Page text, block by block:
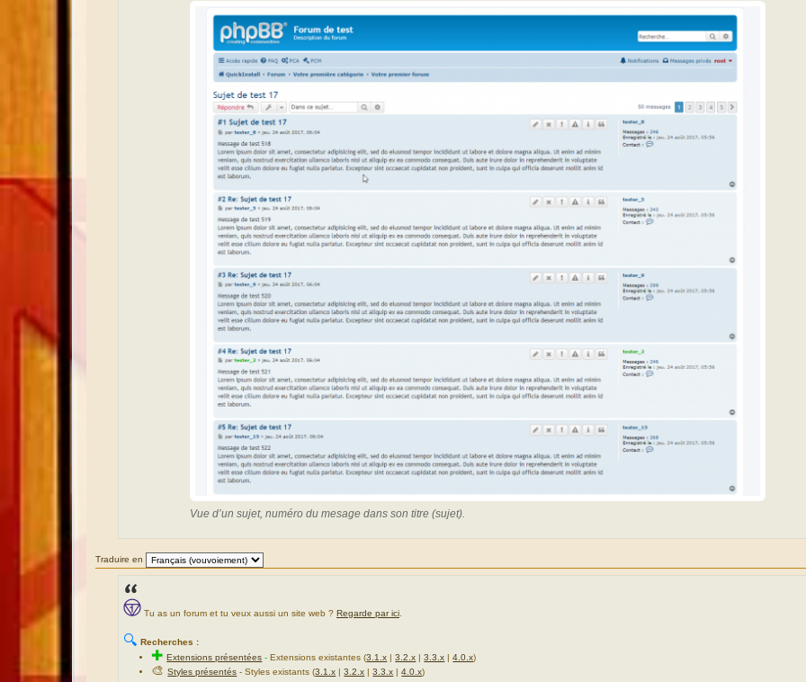
Vue d’un sujet, numéro du mesage dans son titre (sujet).
Traduire en
Tu as un forum et tu veux aussi un site web ? Regarde par ici
🔍 Recherches :
✚Extensions présentées -Extensions existantes (3.1.x |3.2.x |3.3.x |4.0.x)
🎨Styles présentés - Styles existants (3.1.x |3.2.x |3.3.x |4.0.x)